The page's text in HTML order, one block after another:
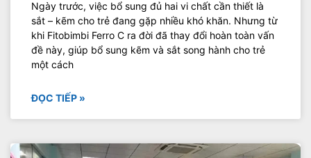
Ngày trước, việc bổ sung đủ hai vi chất cần thiết là
sắt – kẽm cho trẻ đang gặp nhiều khó khăn. Nhưng từ
khi Fitobimbi Ferro C ra đời đã thay đổi hoàn toàn vấn
đề này, giúp bổ sung kẽm và sắt song hành cho trẻ
một cách
ĐỌC TIẾP »